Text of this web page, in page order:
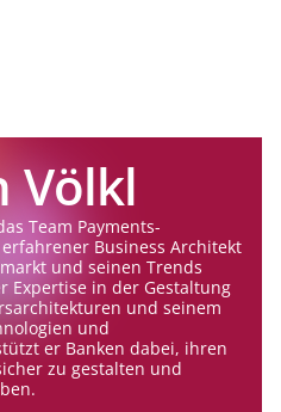
Völkl
Team Payments-
Business Architekt
und seinen Trends
Expertise in der Gestaltung
und seinem
und
er Banken dabei, ihren
zu gestalten und